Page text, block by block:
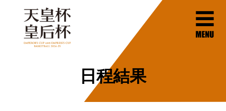
日程結果